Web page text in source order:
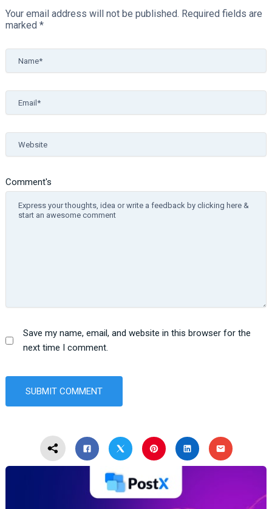
Your email address will not be published. Required fields are
marked *
Comment's
Name*
Email*
Website
Save my name, email, and website in this browser for the
next time I comment.